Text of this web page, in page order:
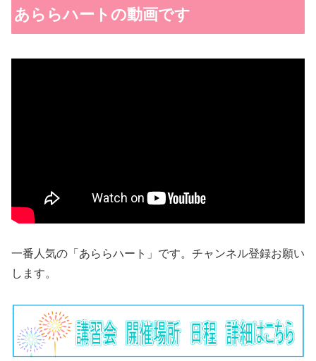
あららハートの動画です
一番人気の「あららハート」です。チャンネル登録お願い
します。